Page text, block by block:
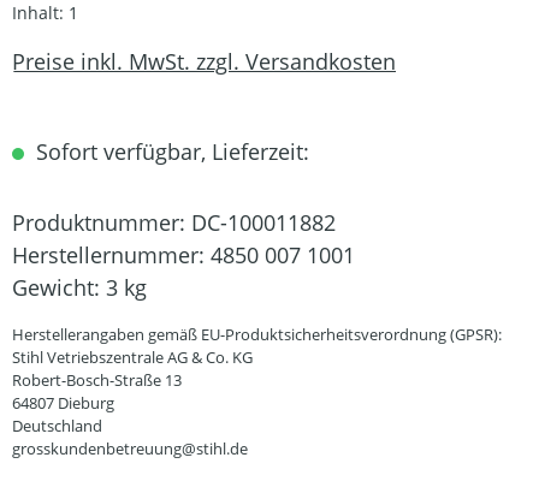
Inhalt: 1
Preise inkl. MwSt. zzgl. Versandkosten
Sofort verfügbar, Lieferzeit:
Produktnummer: DC-100011882
Herstellernummer: 4850 007 1001
Gewicht: 3 kg
Herstellerangaben gemäß EU-Produktsicherheitsverordnung (GPSR):
Stihl Vetriebszentrale AG & Co. KG
Robert-Bosch-Straße 13
64807 Dieburg
Deutschland
grosskundenbetreuung@stihl.de